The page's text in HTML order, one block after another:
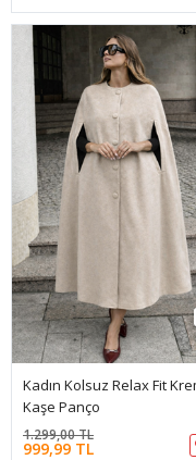
Kadın Kolsuz Relax Fit
Kaşe Panço
999,99 TL
1.299,00 TL